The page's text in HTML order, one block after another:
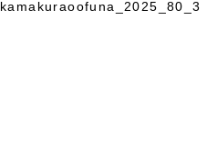
kamakuraoofuna_2025_80_3